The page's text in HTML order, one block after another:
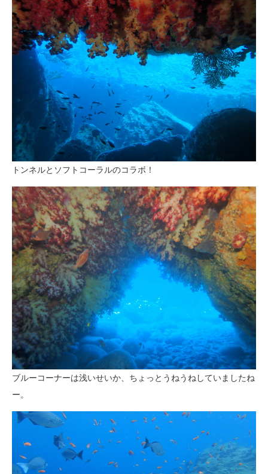
トンネルとソフトコーラルのコラボ！
ブルーコーナーは浅いせいか、ちょっとうねうねしていましたね
ー。